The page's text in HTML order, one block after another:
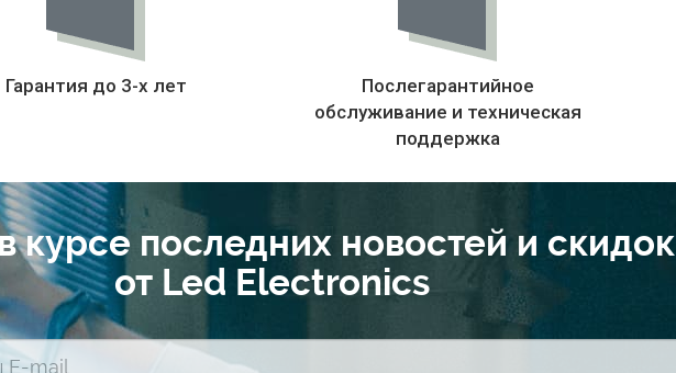
Гарантия до 3-х лет
Послегарантийное
обслуживание и техническая
поддержка
курсе последних новостей и скидок
от Led Electronics